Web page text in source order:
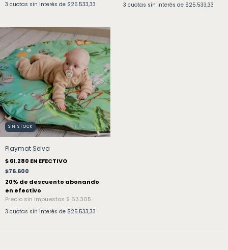
3 cuotas sin interés de $25.533,33 3 cuotas sin interés de $25.533,33
SIN STOCK
Playmat Selva
$76.600
3 cuotas sin interés de $25.533,33